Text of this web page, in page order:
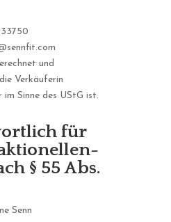
und
Verkäuferin
im Sinne des UStG ist.
für
§ 55 Abs.
Senn